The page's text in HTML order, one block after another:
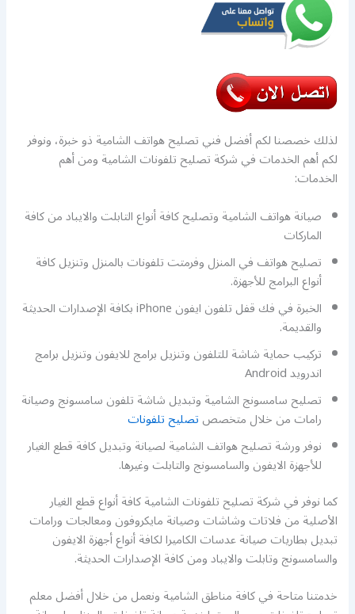
لذلك خصصنا لكم أفضل فني تصليح هواتف الشامية ذو خبرة، ونوفر
لكم أهم الخدمات في شركة تصليح تلفونات الشامية ومن أهم
الخدمات:
صيانة هواتف الشامية وتصليح كافة أنواع التابلت والايباد من كافة
الماركات
تصليح هواتف في المنزل وفرمتت تلفونات بالمنزل وتنزيل كافة
أنواع البرامج للأجهزة.
الخبرة في فك قفل تلفون ايفون iPhone بكافة الإصدارات الحديثة
والقديمة.
تركيب حماية شاشة للتلفون وتنزيل برامج للايفون وتنزيل برامج
اندرويد Android
تصليح سامسونج الشامية وتبديل شاشة تلفون سامسونج وصيانة
رامات من خلال متخصصتصليح تلفونات
نوفر ورشة تصليح هواتف الشامية لصيانة وتبديل كافة قطع الغيار
للأجهزة الايفون والسامسونج والتابلت وغيرها.
كما نوفر في شركة تصليح تلفونات الشامية كافة أنواع قطع الغيار
الأصلية من فلاتات وشاشات وصيانة مايكروفون ومعالجات ورامات
تبديل بطاريات صيانة عدسات الكاميرا لكافة أنواع أجهزة الايفون
والسامسونج وتابلت والايباد ومن كافة الإصدارات الحديثة.
خدمتنا متاحة في كافة مناطق الشامية ونعمل من خلال أفضل معلم